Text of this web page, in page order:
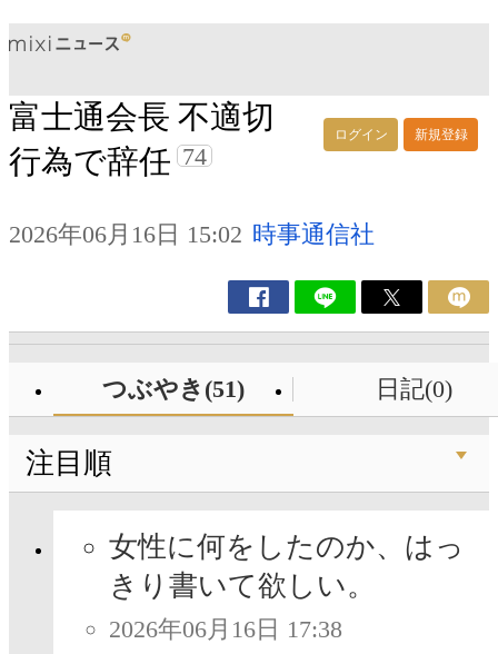
ログイン 新規登録
富士通会長 不適切
行為で辞任 74
2026年06月16日 15:02 時事通信社
つぶやき(51) 日記(0)
注目順
女性に何をしたのか、はっ
きり書いて欲しい。
2026年06月16日 17:38